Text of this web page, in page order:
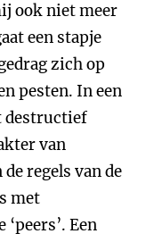
ook niet meer
een stapje
zich op
pesten. In een
destructief
van
regels van de
met
Een